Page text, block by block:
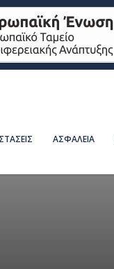
ΑΣΦΑΛΕΙΑ